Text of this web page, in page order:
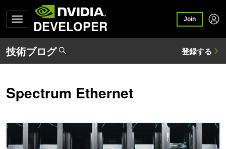
DEVELOPER Join
Spectrum Ethernet
NVIDIA Spectrum-X ネットワーキング プラットフォームと